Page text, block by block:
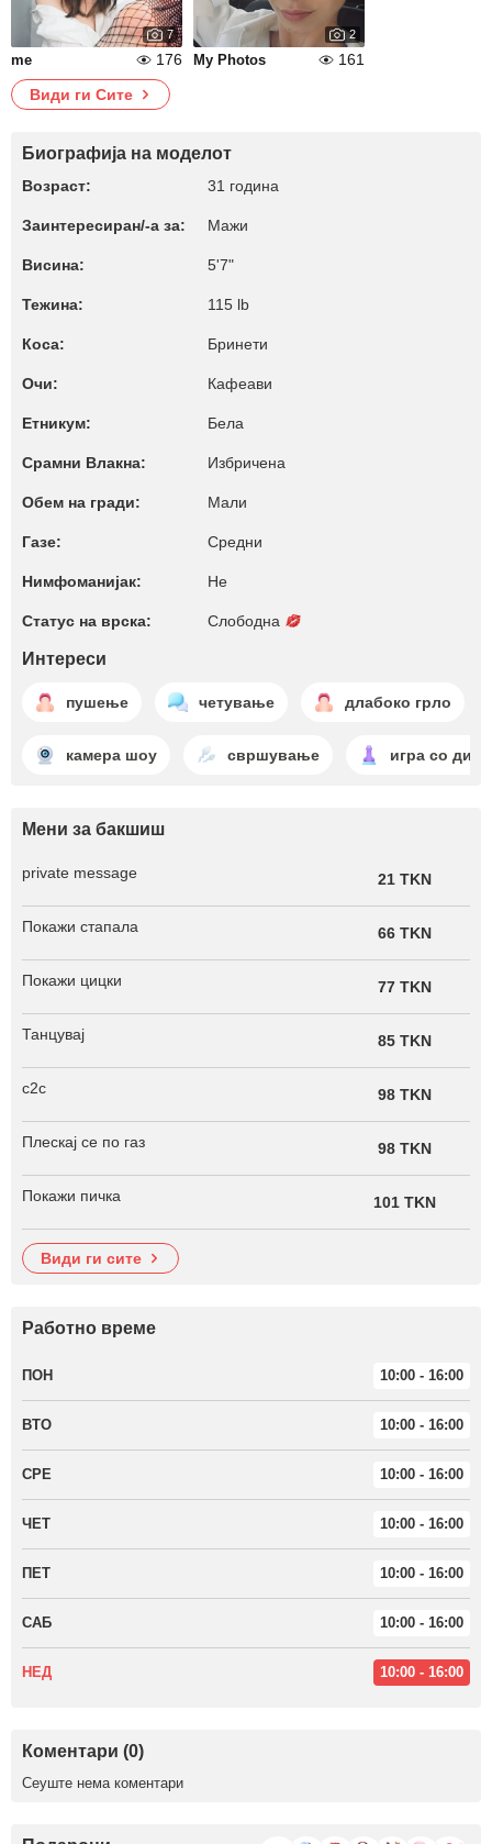
7
me 176
2
My Photos
161
Види ги Сите
Биографија на моделот
Возраст: 31 година
Заинтересиран/-а за: Мажи
Висина: 5'7"
Тежина: 115 lb
Коса: Бринети
Очи: Кафеави
Етникум: Бела
Срамни Влакна: Избричена
Обем на гради: Мали
Газе: Средни
Нимфоманијак: Не
Статус на врска: Слободна
Интереси
пушење четување длабоко грло
камера шоу свршување игра со
Мени за бакшиш
private message 21 TKN
Покажи стапала 66 TKN
Покажи цицки 77 TKN
Танцувај 85 TKN
c2c 98 TKN
Плескај се по газ 98 TKN
Покажи пичка 101 TKN
види ги сите
Работно време
ПОН 10:00 - 16:00
ВТО 10:00 - 16:00
СРЕ 10:00 - 16:00
ЧЕТ 10:00 - 16:00
ПЕТ 10:00 - 16:00
САБ 10:00 - 16:00
НЕД 10:00 - 16:00
Коментари (0)
Сеуште нема коментари